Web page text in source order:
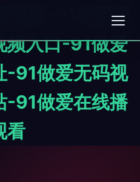
视频-91做爱视
频入口-91做爱
-91做爱无码视
-91做爱在线播
看